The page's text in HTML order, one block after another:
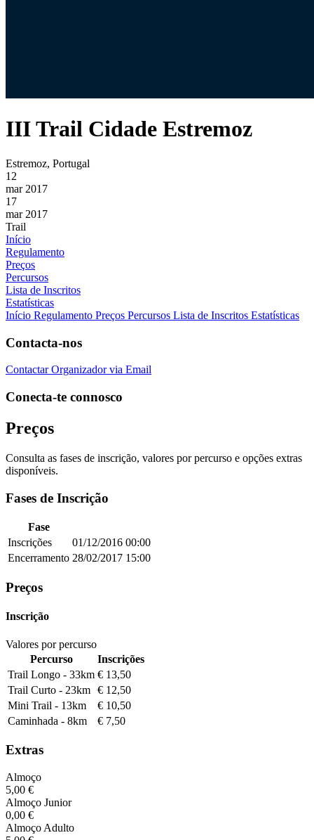
III Trail Cidade Estremoz
Estremoz, Portugal
12
mar 2017
17
mar 2017
Trail
Início
Regulamento
Preços
Percursos
Lista de Inscritos
Estatísticas
Início Regulamento Preços Percursos Lista de Inscritos Estatísticas
Contacta-nos
Contactar Organizador via Email
Conecta-te connosco
Preços
Consulta as fases de inscrição, valores por percurso e opções extras
disponíveis.
Fases de Inscrição
Fase
Inscrições
01/12/2016 00:00
Encerramento 28/02/2017 15:00
Preços
Inscrição
Valores por percurso
Percurso
Inscrições
Trail Longo - 33km € 13,50
Trail Curto - 23km € 12,50
Mini Trail - 13km
€ 10,50
Caminhada - 8km
€ 7,50
Extras
Almoço
5,00 €
Almoço Junior
0,00 €
Almoço Adulto